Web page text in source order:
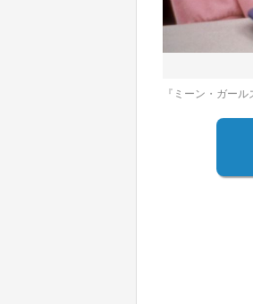
『ミーン・ガー